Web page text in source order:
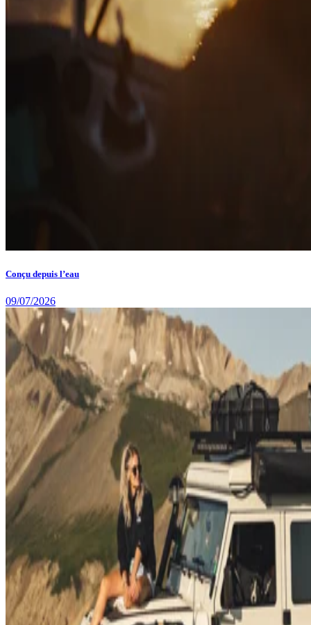
Conçu depuis l’eau
09/07/2026